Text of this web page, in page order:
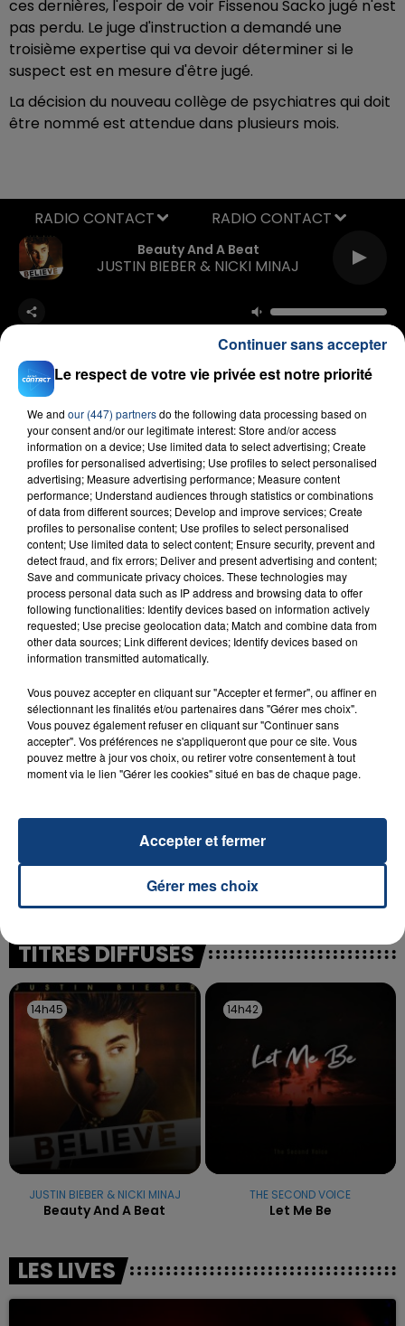
ces dernières, l'espoir de voir Fissenou Sacko jugé n'est
pas perdu. Le juge d'instruction a demandé une
troisième expertise qui va devoir déterminer si le
suspect est en mesure d'être jugé.
La décision du nouveau collège de psychiatres qui doit
être nommé est attendue dans plusieurs mois.
Beauty And A Beat
JUSTIN BIEBER & NICKI MINAJ
RADIO CONTACT
FIL D'ACTU
23 juillet 2026
INCENDIE MORTEL À LENS : UNE FEMME ET
SON BÉBÉ ENTRE LA VIE ET LA...
Un homme s'est immolé par le feu après avoir
aspergé sa compagne et leur bébé de trois mois
d'un liquide inflammable.
UNE ADOLESCENTE DEVANT SE FAIRE
OPÉRER DE LA CHEVILLE RESSORT DE LA...
La famille a porté plainte contre la clinique qui a
excuses.
TITRES DIFFUSÉS
14h45
14h45
JUSTIN BIEBER & NICKI MINAJ
Beauty And A Beat
14h42
14h42
THE SECOND VOICE
Let Me Be
LES LIVES
Le respect de votre vie privée est notre priorité
We and our (447) partnersdo the following data processing based on
your consent and/or our legitimate interest: Store and/or access
information on a device; Use limited data to select advertising; Create
profiles for personalised advertising; Use profiles to select personalised
advertising; Measure advertising performance; Measure content
performance; Understand audiences through statistics or combinations
of data from different sources; Develop and improve services; Create
profiles to personalise content; Use profiles to select personalised
content; Use limited data to select content; Ensure security, prevent and
detect fraud, and fix errors; Deliver and present advertising and content;
Save and communicate privacy choices. These technologies may
process personal data such as IP address and browsing data to offer
following functionalities: Identify devices based on information actively
requested; Use precise geolocation data; Match and combine data from
other data sources; Link different devices; Identify devices based on
information transmitted automatically.
Vous pouvez accepter en cliquant sur "Accepter et fermer", ou affiner en
sélectionnant les finalités et/ou partenaires dans "Gérer mes choix".
Vous pouvez également refuser en cliquant sur "Continuer sans
accepter". Vos préférences ne s'appliqueront que pour ce site. Vous
pouvez mettre à jour vos choix, ou retirer votre consentement à tout
moment via le lien "Gérer les cookies" situé en bas de chaque page.
Gérer mes choix
Accepter et fermer
Continuer sans accepter